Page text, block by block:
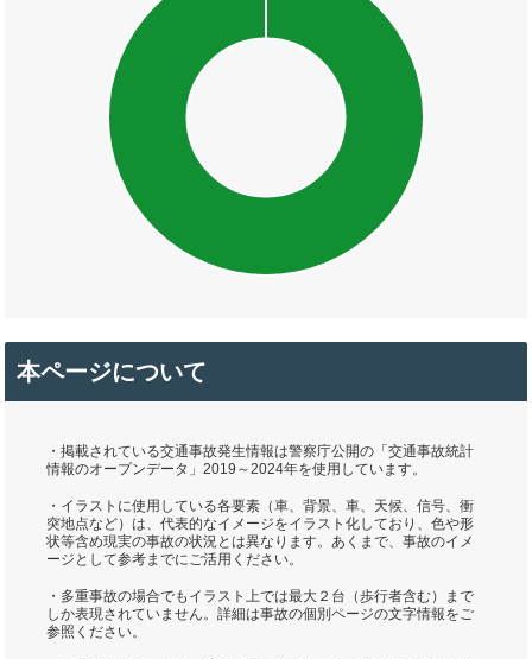
本ページについて
・掲載されている交通事故発生情報は警察庁公開の「交通事故統計
情報のオープンデータ」2019～2024年を使用しています。
・イラストに使用している各要素（車、背景、車、天候、信号、衝
突地点など）は、代表的なイメージをイラスト化しており、色や形
状等含め現実の事故の状況とは異なります。あくまで、事故のイメ
ージとして参考までにご活用ください。
・多重事故の場合でもイラスト上では最大２台（歩行者含む）まで
しか表現されていません。詳細は事故の個別ページの文字情報をご
参照ください。